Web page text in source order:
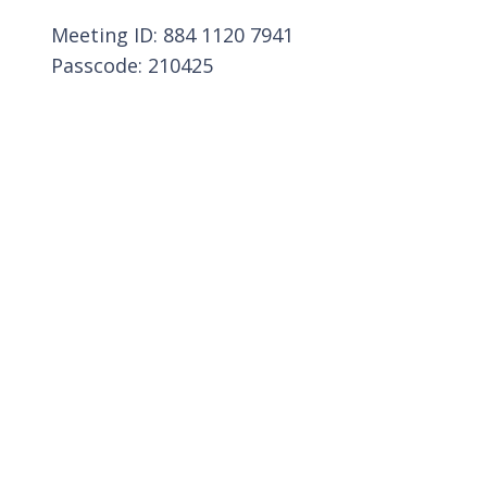
Meeting ID: 884 1120 7941
Passcode: 210425